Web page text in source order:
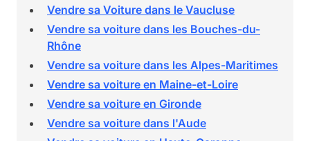
Vendre sa Voiture dans le Vaucluse
Vendre sa voiture dans les Bouches-du-
Rhône
Vendre sa voiture dans les Alpes-Maritimes
Vendre sa voiture en Maine-et-Loire
Vendre sa voiture en Gironde
Vendre sa voiture dans l'Aude